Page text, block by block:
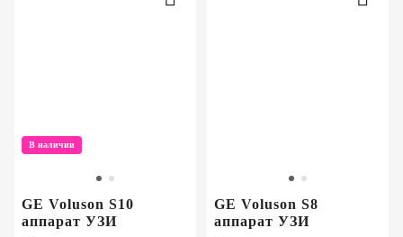
В наличии
GE Voluson S10
аппарат УЗИ
GE Voluson S8
аппарат УЗИ